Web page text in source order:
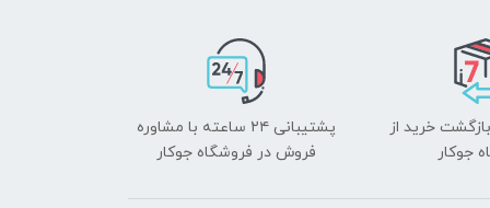
خرید از
جوکار
پشتیبانی ۲۴ ساعته با مشاوره
فروش در فروشگاه جوکار